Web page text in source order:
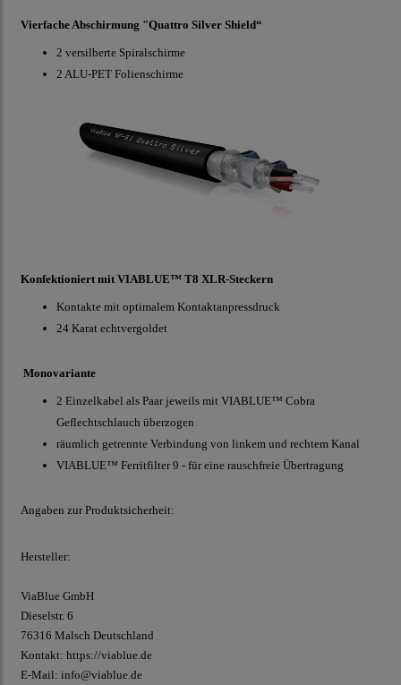
Vierfache Abschirmung "Quattro Silver Shield“
2 versilberte Spiralschirme
2 ALU-PET Folienschirme
Konfektioniert mit VIABLUE™ T8 XLR-Steckern
Kontakte mit optimalem Kontaktanpressdruck
24 Karat echtvergoldet
Monovariante
2 Einzelkabel als Paar jeweils mit VIABLUE™ Cobra
Geflechtschlauch überzogen
räumlich getrennte Verbindung von linkem und rechtem Kanal
VIABLUE™ Ferritfilter 9 - für eine rauschfreie Übertragung
Angaben zur Produktsicherheit:
Hersteller:
ViaBlue GmbH
Dieselstr. 6
76316 Malsch Deutschland
Kontakt: https://viablue.de
E-Mail: info@viablue.de